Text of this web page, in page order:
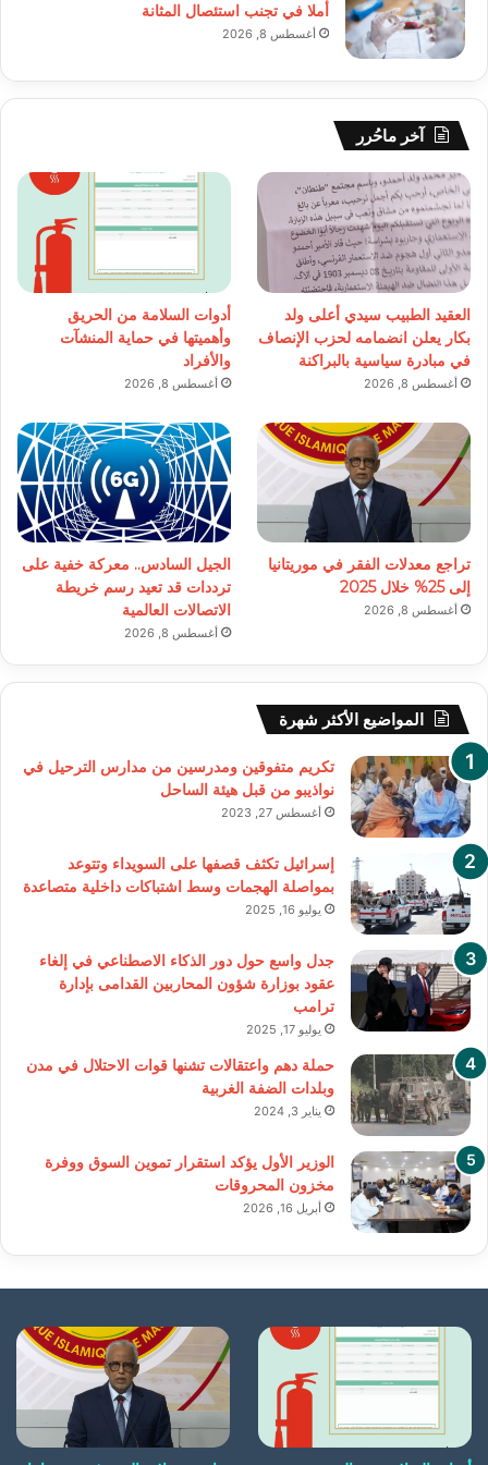
أملا في تجنب استئصال المثانة
أغسطس 8, 2026
آخر ماحُرر
العقيد الطبيب سيدي أعلى ولد
بكار يعلن انضمامه لحزب الإنصاف
في مبادرة سياسية بالبراكنة
أغسطس 8, 2026
أدوات السلامة من الحريق
وأهميتها في حماية المنشآت
والأفراد
أغسطس 8, 2026
تراجع معدلات الفقر في موريتانيا
إلى 25% خلال 2025
أغسطس 8, 2026
الجيل السادس.. معركة خفية على
ترددات قد تعيد رسم خريطة
الاتصالات العالمية
أغسطس 8, 2026
المواضيع الأكثر شهرة
تكريم متفوقين ومدرسين من مدارس الترحيل في
نواذيبو من قبل هيئة الساحل
أغسطس 27, 2023
إسرائيل تكثف قصفها على السويداء وتتوعد
بمواصلة الهجمات وسط اشتباكات داخلية متصاعدة
يوليو 16, 2025
جدل واسع حول دور الذكاء الاصطناعي في إلغاء
عقود بوزارة شؤون المحاربين القدامى بإدارة
ترامب
يوليو 17, 2025
حملة دهم واعتقالات تشنها قوات الاحتلال في مدن
وبلدات الضفة الغربية
يناير 3, 2024
الوزير الأول يؤكد استقرار تموين السوق ووفرة
مخزون المحروقات
أبريل 16, 2026